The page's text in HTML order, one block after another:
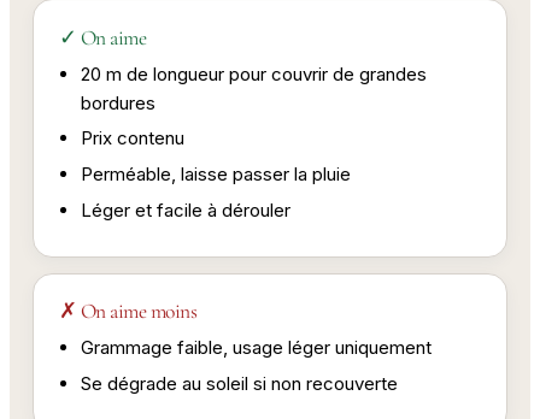
✓ On aime
20 m de longueur pour couvrir de grandes
bordures
Prix contenu
Perméable, laisse passer la pluie
Léger et facile à dérouler
✗ On aime moins
Grammage faible, usage léger uniquement
Se dégrade au soleil si non recouverte